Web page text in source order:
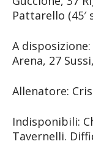
Pattarello (45′
A disposizione:
Arena, 27
Allenatore:
Indisponibili:
Tavernelli.